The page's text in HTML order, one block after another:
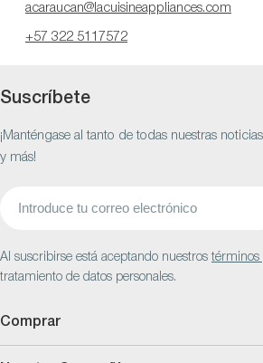
acaraucan@lacuisineappliances.com
+57 322 5117572
Suscríbete
¡Manténgase al tanto de todas nuestras
y más!
Al suscribirse está aceptando nuestrostérminos
tratamiento de datos personales.
Comprar